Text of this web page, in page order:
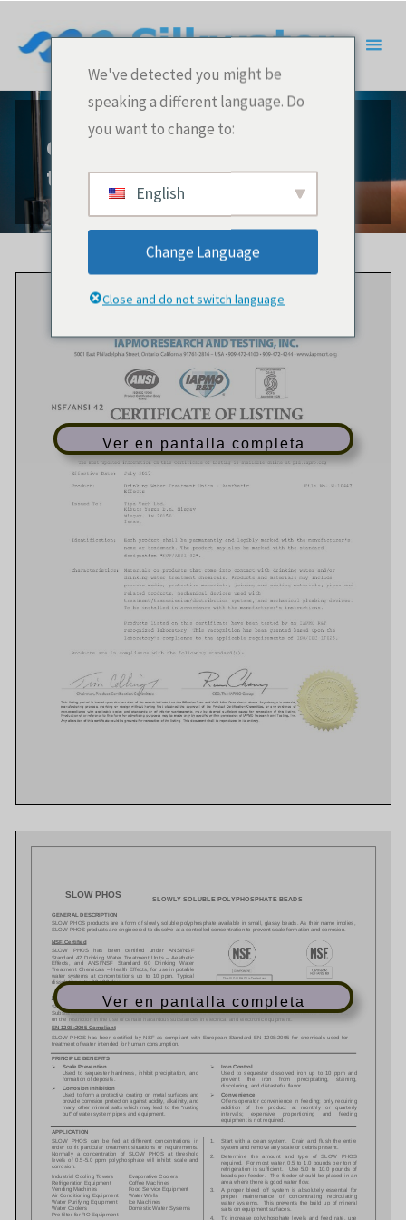
contenido
Certificaciones de
tecnologías Silkwater
Ver en pantalla completa
Ver en pantalla completa
We've detected you might be
speaking a different language. Do
you want to change to:
English
Change Language
Close and do not switch language